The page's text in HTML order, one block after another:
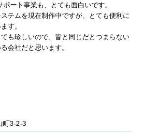
ート事業も、とても面白いです。
テムを現在制作中ですが、とても便利に
す。
も珍しいので、皆と同じだとつまらない
会社だと思います。
町3-2-3